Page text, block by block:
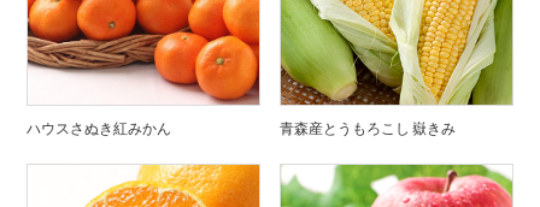
ハウスさぬき紅みかん 青森産とうもろこし 嶽きみ